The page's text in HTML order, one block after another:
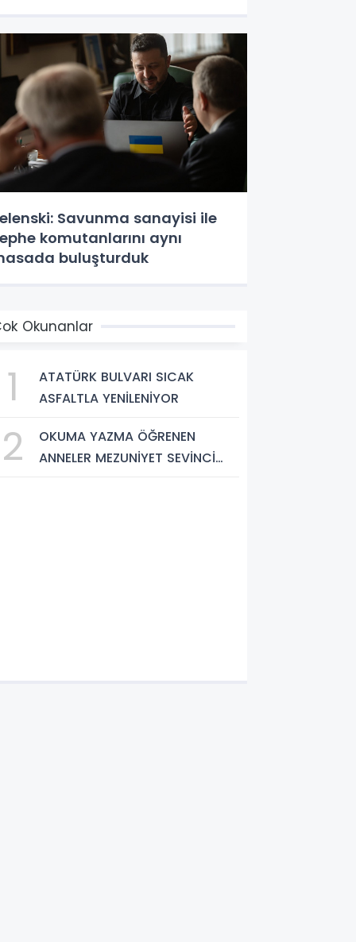
Savunma sanayisi ile
komutanlarını aynı
buluşturduk
Okunanlar
1
ATATÜRK BULVARI SICAK
ASFALTLA YENİLENİYOR
2
OKUMA YAZMA ÖĞRENEN
ANNELER MEZUNİYET SEVİNCİ